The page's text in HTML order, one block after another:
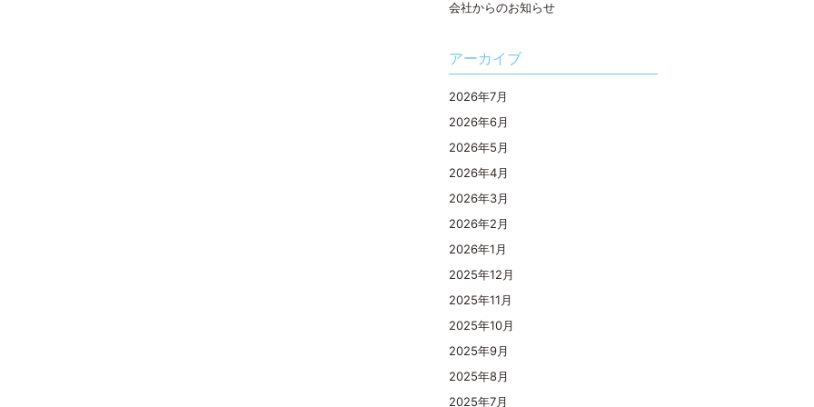
会社からのお知らせ
アーカイブ
2026年7月
2026年6月
2026年5月
2026年4月
2026年3月
2026年2月
2026年1月
2025年12月
2025年11月
2025年10月
2025年9月
2025年8月
2025年7月